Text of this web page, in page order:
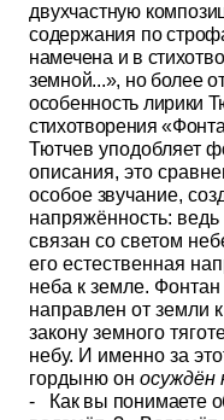
двух­частную
содержания по
намечена и в
земной...», но более
особенность ли­рики
стихотворения
Тютчев уподобляет
описания, это
особое звучание,
напряжённость:
свя­зан со светом
его естественная
неба к земле.
направлен от земли
зако­ну земного
небу. И именно за
гордыню он осуждён
-
Как вы понимаете